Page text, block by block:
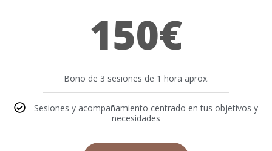
150€
Bono de 3 sesiones de 1 hora aprox.
Sesiones y acompañamiento centrado en tus objetivos y
necesidades